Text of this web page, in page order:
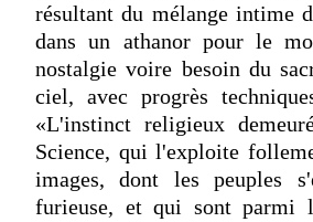
résultant du mélange intime
dans un athanor pour le
nostalgie voire besoin du
ciel, avec progrès
«L'instinct religieux
Science, qui l'exploite
images, dont les peuples
furieuse, et qui sont parmi